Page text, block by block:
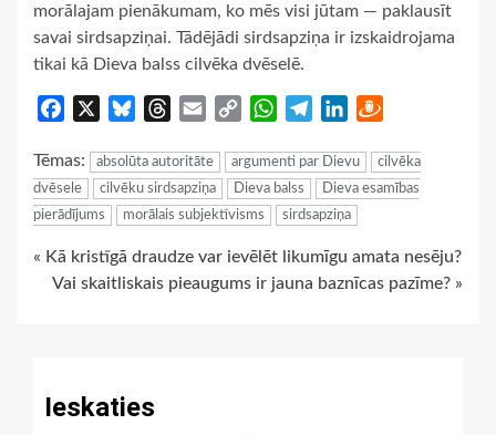
morālajam pienākumam, ko mēs visi jūtam — paklausīt
savai sirdsapziņai. Tādējādi sirdsapziņa ir izskaidrojama
tikai kā Dieva balss cilvēka dvēselē.
Facebook BlueskyThreads
Email
Copy
WhatsApp
TelegramLinkedIn
Tēmas: absolūta autoritāte argumenti par Dievu
cilvēka
dvēsele
cilvēku sirdsapziņa Dieva balss
Dieva esamības
pierādījums
morālais subjektīvisms sirdsapziņa
Continue
« Kā kristīgā draudze var ievēlēt likumīgu amata nesēju?
Vai skaitliskais pieaugums ir jauna baznīcas pazīme? »
Ieskaties